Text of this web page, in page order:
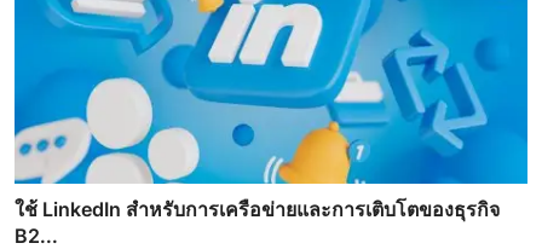
ใช้ LinkedIn สำหรับการเครือข่ายและการเติบโตของธุรกิจ
B2...